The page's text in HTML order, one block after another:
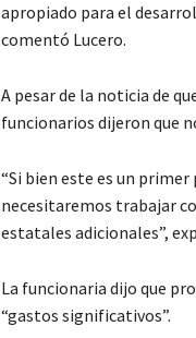
apropiado para el
comentó Lucero.
A pesar de la noticia de
funcionarios dijeron que
“Si bien este es un
necesitaremos trabajar
estatales adicionales”,
La funcionaria dijo que
“gastos significativos”.